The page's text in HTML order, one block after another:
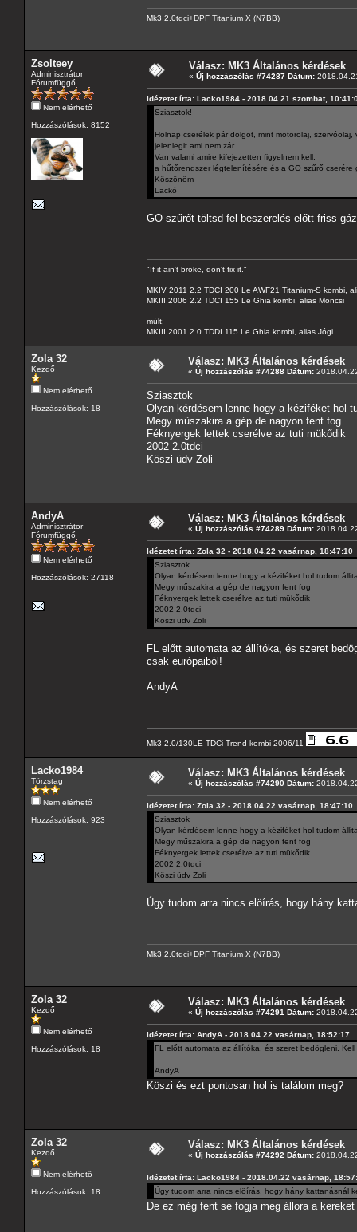
Mk3 2.0tdci+DPF Titanium X (N7BB)
Zsolteey
Adminisztrátor
Fórumfüggő
Nem elérhető
Hozzászólások: 8152
Válasz: MK3 Általános kérdések
« Új hozzászólás #74287 Dátum:
Idézetet írta: Lacko1984 - 2018.04.21 szombat,
Sziasztok!
Holnap cserélek pár dolgot, mint motorolaj,
jelenlegit ami nem zár.
Van valami amire kifejezetten figyelnem kell.
a hűtőrendszer légtelenítésére és a GO szűrő
Köszönöm
Lackó
GO szűrőt töltsd fel beszerelés előtt friss
"If it ain't broke, don't fix it."
MKIV 2011 2.2 TDCI 200 Le AWF21 Titanium-S kombi,
MKIII 2006 2.2 TDCI 155 Le Ghia kombi, alias Moncsi
múlt:
MKIII 2001 2.0 TDDI 115 Le Ghia kombi, alias Jógi
Zola 32
Kezdő
Nem elérhető
Hozzászólások: 18
Válasz: MK3 Általános kérdések
« Új hozzászólás #74288 Dátum:
Sziasztok
Olyan kérdésem lenne hogy a kéziféket hol
Megy műszakira a gép de nagyon fent fog
Féknyergek lettek cserélve az tuti mükődik
2002 2.0tdci
Köszi üdv Zoli
AndyA
Adminisztrátor
Fórumfüggő
Nem elérhető
Hozzászólások: 27118
Válasz: MK3 Általános kérdések
« Új hozzászólás #74289 Dátum:
Idézetet írta: Zola 32 - 2018.04.22 vasárnap, 18:47:10
Sziasztok
Olyan kérdésem lenne hogy a kéziféket hol tudom
Megy műszakira a gép de nagyon fent fog
Féknyergek lettek cserélve az tuti mükődik
2002 2.0tdci
Köszi üdv Zoli
FL előtt automata az állítóka, és szeret
csak európaiból!
AndyA
Mk3 2.0/130LE TDCi Trend kombi 2006/11
Lacko1984
Törzstag
Nem elérhető
Hozzászólások: 923
Válasz: MK3 Általános kérdések
« Új hozzászólás #74290 Dátum:
Idézetet írta: Zola 32 - 2018.04.22 vasárnap, 18:47:10
Sziasztok
Olyan kérdésem lenne hogy a kéziféket hol tudom
Megy műszakira a gép de nagyon fent fog
Féknyergek lettek cserélve az tuti mükődik
2002 2.0tdci
Köszi üdv Zoli
Úgy tudom arra nincs elöírás, hogy hány
Mk3 2.0tdci+DPF Titanium X (N7BB)
Zola 32
Kezdő
Nem elérhető
Hozzászólások: 18
Válasz: MK3 Általános kérdések
« Új hozzászólás #74291 Dátum:
Idézetet írta: AndyA - 2018.04.22 vasárnap, 18:52:17
FL előtt automata az állítóka, és szeret bedögleni.
AndyA
Köszi és ezt pontosan hol is találom meg?
Zola 32
Kezdő
Nem elérhető
Hozzászólások: 18
Válasz: MK3 Általános kérdések
« Új hozzászólás #74292 Dátum:
Idézetet írta: Lacko1984 - 2018.04.22 vasárnap,
Úgy tudom arra nincs elöírás, hogy hány kattanásnál
De ez még fent se fogja meg állora a kereket